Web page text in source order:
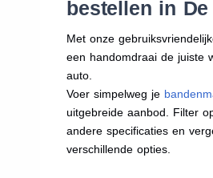
bestellen in
Met onze
een handomdraai de juiste
auto.
Voer simpelweg je
uitgebreide aanbod. Filter
andere specificaties en
verschillende opties.